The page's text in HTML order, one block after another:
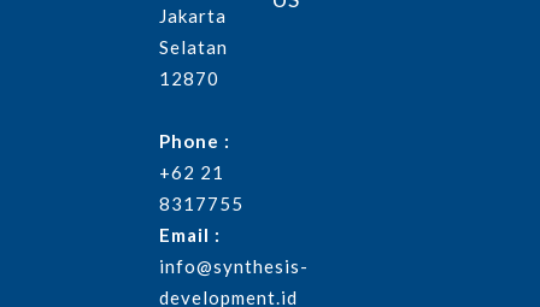
Jakarta
Selatan
12870
Phone :
+62 21
8317755
Email :
info@synthesis-
development.id